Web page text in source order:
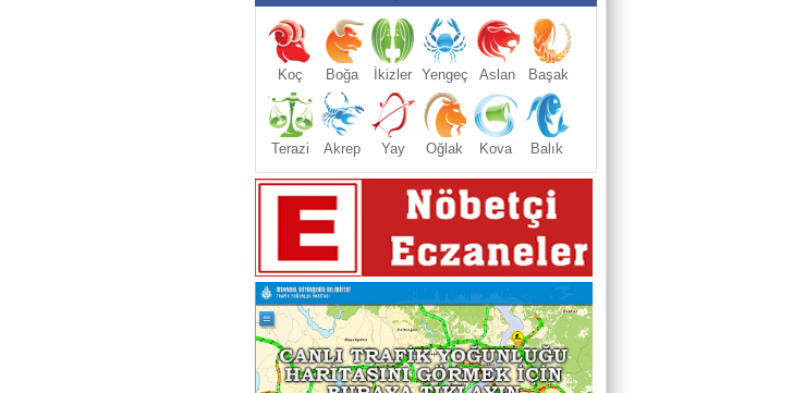
Koç Boğa İkizler Yengeç Aslan Başak
Terazi Akrep Yay Oğlak Kova Balık